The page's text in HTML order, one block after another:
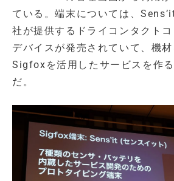
ている。端末については、
社が提供するドライコンタクト
デバイスが発売されていて、機
Sigfoxを活用したサービスを作
だ。